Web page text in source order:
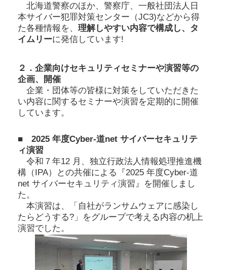
北海道警察のほか、警察庁、一般社団法人日
本サイバー犯罪対策センター（JC3)などから得
た各種情報を、 理解しやすい内容で構成し、タ
イムリーに発信しています!
２．企業向けセキュリティセミナーや演習等の
企画、開催
企業・団体等の皆様に対策をしていただきた
い内容に関するセミナーや演習を定期的に開催
しています。
■ 2025 年度Cyber-道net サイバーセキュリテ
ィ演習
令和７年12 月、独立行政法人情報処理推進機
構（IPA）との共催による『2025 年度Cyber-道
net サイバーセキュリティ演習』を開催しまし
た。
本演習は、「自社がランサムウェアに感染し
たらどうする?」をグループで考える内容の机上
演習でした。